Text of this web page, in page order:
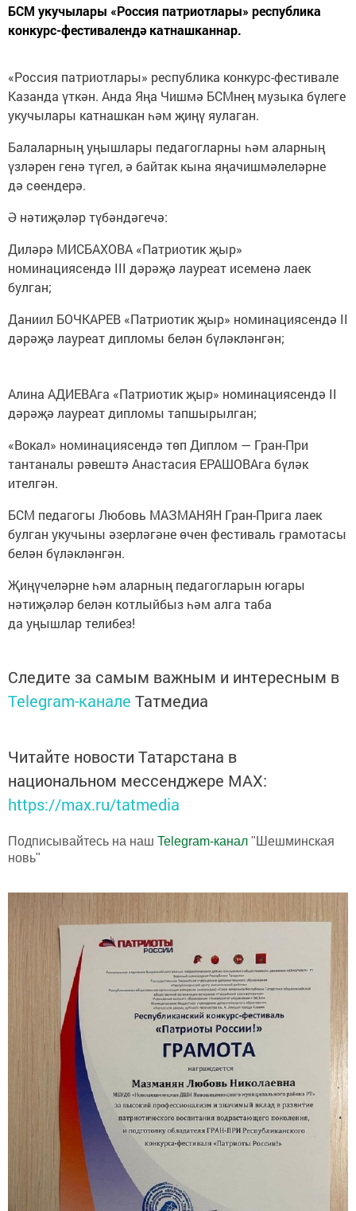
БСМ укучылары «Россия патриотлары» республика
конкурс-фестивалендә катнашканнар.
«Россия патриотлары» республика конкурс-фестивале
Казанда үткән. Анда Яңа Чишмә БСМнең музыка бүлеге
укучылары катнашкан һәм җиңү яулаган.
Балаларның уңышлары педагогларны һәм аларның
үзләрен генә түгел, ә байтак кына яңачишмәлеләрне
дә сөендерә.
Ә нәтиҗәләр түбәндәгечә:
Диләрә МИСБАХОВА «Патриотик җыр»
номинациясендә III дәрәҗә лауреат исеменә лаек
булган;
Даниил БОЧКАРЕВ «Патриотик җыр» номинациясендә II
дәрәҗә лауреат дипломы белән бүләкләнгән;
Алина АДИЕВАга «Патриотик җыр» номинациясендә II
дәрәҗә лауреат дипломы тапшырылган;
«Вокал» номинациясендә төп Диплом — Гран-При
тантаналы рәвештә Анастасия ЕРАШОВАга бүләк
ителгән.
БСМ педагогы Любовь МАЗМАНЯН Гран-Прига лаек
булган укучыны әзерләгәне өчен фестиваль грамотасы
белән бүләкләнгән.
Җиңүчеләрне һәм аларның педагогларын югары
нәтиҗәләр белән котлыйбыз һәм алга таба
да уңышлар телибез!
Следите за самым важным и интересным в
Telegram-канале Татмедиа
Читайте новости Татарстана в
национальном мессенджере MАХ:
https://max.ru/tatmedia
Подписывайтесь на наш Telegram-канал "Шешминская
новь"